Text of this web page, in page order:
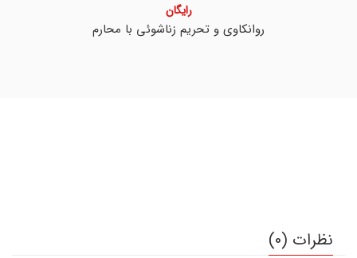
روانکاوی و تحریم زناشوئی با محارم
رایگان
نظرات (0)